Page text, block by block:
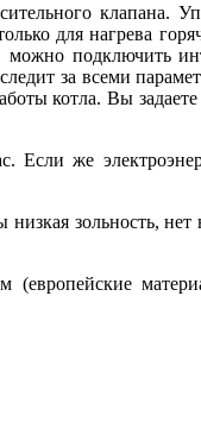
клапана.
для нагрева
можно подключить
за всеми
котла. Вы
Если же
зольность, нет
(европейские